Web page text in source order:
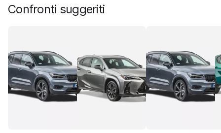
Confronti suggeriti